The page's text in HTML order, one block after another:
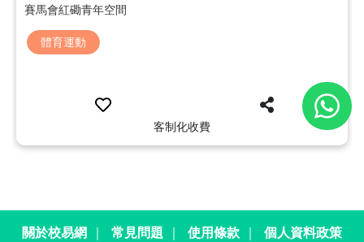
賽馬會紅磡青年空間
體育運動
客制化收費
關於校易網 ｜ 常見問題 ｜ 使用條款 ｜ 個人資料政策